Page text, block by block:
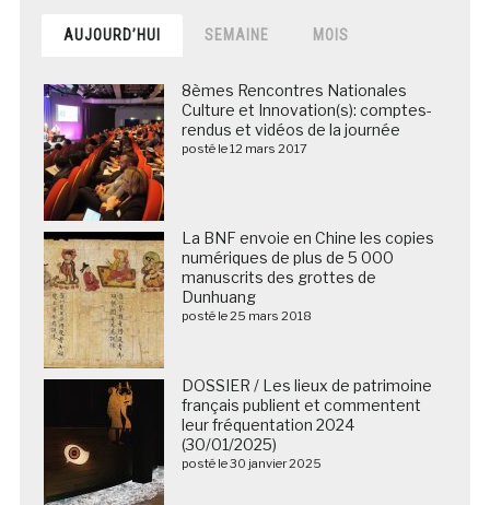
AUJOURD’HUI SEMAINE MOIS
8èmes Rencontres Nationales
Culture et Innovation(s): comptes-
rendus et vidéos de la journée
posté le 12 mars 2017
La BNF envoie en Chine les copies
numériques de plus de 5 000
manuscrits des grottes de
Dunhuang
posté le 25 mars 2018
DOSSIER / Les lieux de patrimoine
français publient et commentent
leur fréquentation 2024
(30/01/2025)
posté le 30 janvier 2025